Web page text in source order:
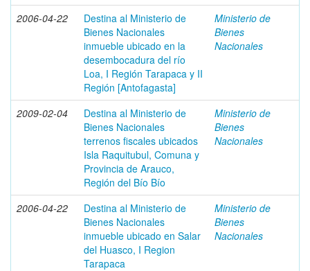
2006-04-22
Destina al Ministerio de
Bienes Nacionales
inmueble ubicado en la
desembocadura del río
Loa, I Región Tarapaca y II
Región [Antofagasta]
Ministerio de
Bienes
Nacionales
2009-02-04
Destina al Ministerio de
Bienes Nacionales
terrenos fiscales ubicados
Isla Raquitubul, Comuna y
Provincia de Arauco,
Región del Bío Bío
Ministerio de
Bienes
Nacionales
2006-04-22
Destina al Ministerio de
Bienes Nacionales
inmueble ubicado en Salar
del Huasco, I Region
Tarapaca
Ministerio de
Bienes
Nacionales